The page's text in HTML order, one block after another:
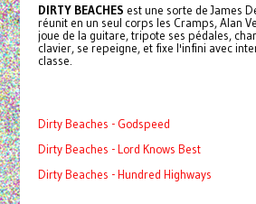
DIRTY BEACHES est une sorte de James
réunit en un seul corps les Cramps, Alan
joue de la guitare, tripote ses pédales,
clavier, se repeigne, et fixe l'infini avec
classe.
Dirty Beaches - Godspeed
Dirty Beaches - Lord Knows Best
Dirty Beaches - Hundred Highways